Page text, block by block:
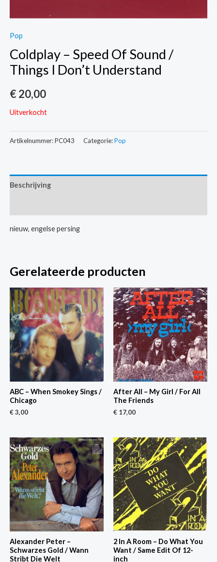
Pop
Coldplay – Speed Of Sound /
Things I Don’t Understand
€20,00
Uitverkocht
Artikelnummer:PC043 Categorie:Pop
Beschrijving
nieuw, engelse persing
Gerelateerde producten
ABC – When Smokey Sings /
Chicago
€3,00
After All – My Girl / For All
The Friends
€ 17,00
Alexander Peter –
Schwarzes Gold / Wann
Stribt Die Welt
2 In A Room – Do What You
Want / Same Edit Of 12-
inch